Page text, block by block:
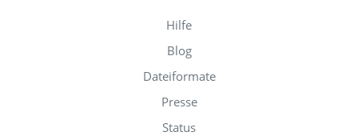
Hilfe
Blog
Dateiformate
Presse
Status